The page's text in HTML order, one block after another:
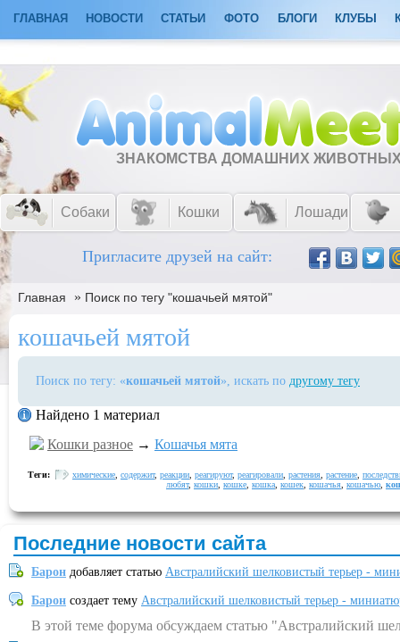
ГЛАВНАЯ НОВОСТИ СТАТЬИ ФОТО БЛОГИ КЛУБЫ
ЗНАКОМСТВА ДОМАШНИХ
Собаки Кошки Лошади
Пригласите друзей на сайт:
Главная » Поиск по тегу "кошачьей мятой"
кошачьей мятой
Поиск по тегу: «кошачьей мятой», искать по другому тегу
Найдено 1 материал
Кошки разное → Кошачья мята
Теги: химические содержит, реакции реагируют, реагировали растения растение
любят, кошки кошке кошка кошек кошачья кошачью
Последние новости сайта
Барон добавляет статью Австралийский шелковистый терьер -
Барон создает тему Австралийский шелковистый терьер -
В этой теме форума обсуждаем статью "Австралийский